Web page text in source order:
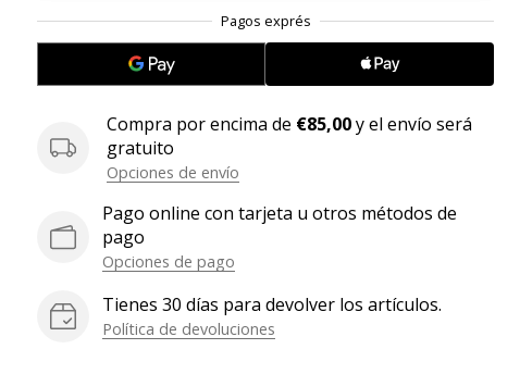
Compra por encima de €85,00y el envío será
gratuito
Opciones de envío
Pago online con tarjeta u otros métodos de
pago
Opciones de pago
Tienes 30 días para devolver los artículos.
Política de devoluciones